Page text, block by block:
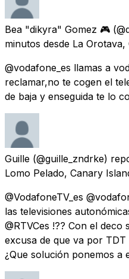
Bea "dikyra" Gomez 🎮
minutos desde La Orotava,
@vodafone_es llamas a
reclamar,no te cogen el
de baja y enseguida te lo
Guille (@guille_zndrke)
Lomo Pelado, Canary
@VodafoneTV_es
las televisiones
@RTVCes !?? Con el
excusa de que va por
¿Que solución ponemos a